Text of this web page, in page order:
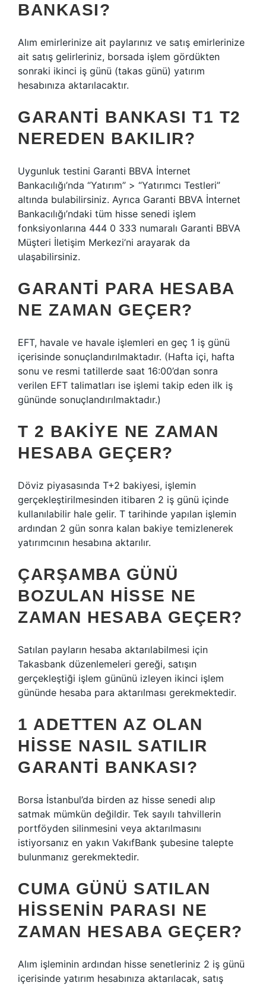
BANKASI?
Alım emirlerinize ait paylarınız ve satış emirlerinize
ait satış gelirleriniz, borsada işlem gördükten
sonraki ikinci iş günü (takas günü) yatırım
hesabınıza aktarılacaktır.
GARANTI BANKASI T1 T2
NEREDEN BAKILIR?
Uygunluk testini Garanti BBVA İnternet
Bankacılığı’nda “Yatırım” > “Yatırımcı Testleri”
altında bulabilirsiniz. Ayrıca Garanti BBVA İnternet
Bankacılığı’ndaki tüm hisse senedi işlem
fonksiyonlarına 444 0 333 numaralı Garanti BBVA
Müşteri İletişim Merkezi’ni arayarak da
ulaşabilirsiniz.
GARANTI PARA HESABA
NE ZAMAN GEÇER?
EFT, havale ve havale işlemleri en geç 1 iş günü
içerisinde sonuçlandırılmaktadır. (Hafta içi, hafta
sonu ve resmi tatillerde saat 16:00’dan sonra
verilen EFT talimatları ise işlemi takip eden ilk iş
gününde sonuçlandırılmaktadır.)
T 2 BAKIYE NE ZAMAN
HESABA GEÇER?
Döviz piyasasında T+2 bakiyesi, işlemin
gerçekleştirilmesinden itibaren 2 iş günü içinde
kullanılabilir hale gelir. T tarihinde yapılan işlemin
ardından 2 gün sonra kalan bakiye temizlenerek
yatırımcının hesabına aktarılır.
ÇARŞAMBA GÜNÜ
BOZULAN HISSE NE
ZAMAN HESABA GEÇER?
Satılan payların hesaba aktarılabilmesi için
Takasbank düzenlemeleri gereği, satışın
gerçekleştiği işlem gününü izleyen ikinci işlem
gününde hesaba para aktarılması gerekmektedir.
1 ADETTEN AZ OLAN
HISSE NASIL SATILIR
GARANTI BANKASI?
Borsa İstanbul’da birden az hisse senedi alıp
satmak mümkün değildir. Tek sayılı tahvillerin
portföyden silinmesini veya aktarılmasını
istiyorsanız en yakın VakıfBank şubesine talepte
bulunmanız gerekmektedir.
CUMA GÜNÜ SATILAN
HISSENIN PARASI NE
ZAMAN HESABA GEÇER?
Alım işleminin ardından hisse senetleriniz 2 iş günü
içerisinde yatırım hesabınıza aktarılacak, satış